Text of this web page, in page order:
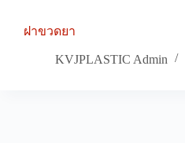
ฝาขวดยา
KVJPLASTIC Admin